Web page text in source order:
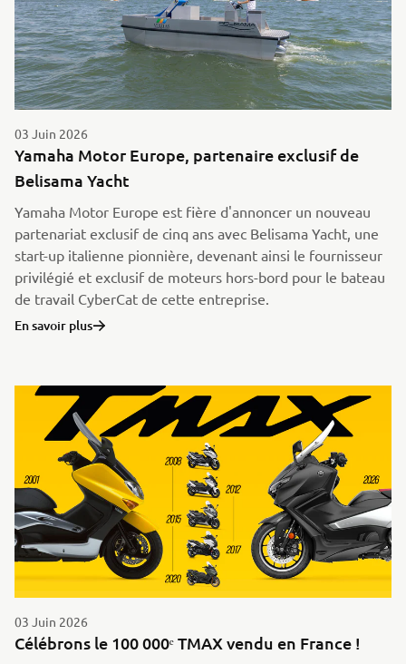
03 Juin 2026
Yamaha Motor Europe, partenaire exclusif de
Belisama Yacht
Yamaha Motor Europe est fière d'annoncer un nouveau
partenariat exclusif de cinq ans avec Belisama Yacht, une
start-up italienne pionnière, devenant ainsi le fournisseur
privilégié et exclusif de moteurs hors-bord pour le bateau
de travail CyberCat de cette entreprise.
En savoir plus
03 Juin 2026
Célébrons le 100 000ᵉ TMAX vendu en France !